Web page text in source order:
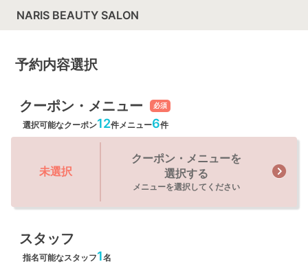
NARIS BEAUTY SALON
予約内容選択
クーポン・メニュー 必須
選択可能なクーポン12件 メニュー6件
未選択
クーポン・メニューを
選択する
メニューを選択してください
スタッフ
指名可能なスタッフ1名